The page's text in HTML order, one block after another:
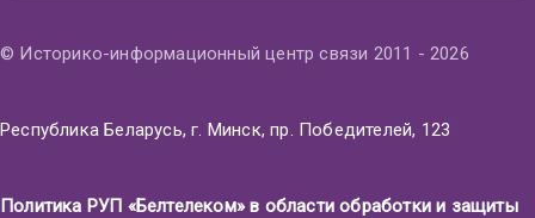
© Историко-информационный центр связи 2011 - 2026
Республика Беларусь, г. Минск, пр. Победителей, 123
Политика РУП «Белтелеком» в области обработки и защиты